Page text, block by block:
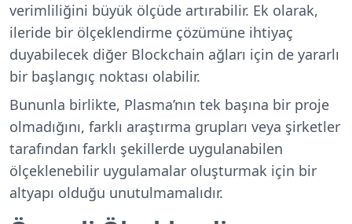
verimliliğini büyük ölçüde artırabilir. Ek olarak,
ileride bir ölçeklendirme çözümüne ihtiyaç
duyabilecek diğer Blockchain ağları için de yararlı
bir başlangıç noktası olabilir.
Bununla birlikte, Plasma’nın tek başına bir proje
olmadığını, farklı araştırma grupları veya şirketler
tarafından farklı şekillerde uygulanabilen
ölçeklenebilir uygulamalar oluşturmak için bir
altyapı olduğu unutulmamalıdır.